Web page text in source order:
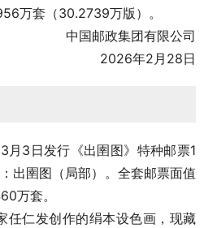
万套（30.2739万版）。
中国邮政集团有限公司
2026年2月28日
3日发行《出圉图》特种邮票1
出圉图（局部）。全套邮票面值
万套。
仁发创作的绢本设色画，现藏